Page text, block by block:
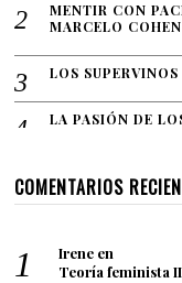
MENTIR CON
MARCELO COHEN
LOS
LA PASIÓN DE
COMENTARIOS
Irene en
Teoría feminista